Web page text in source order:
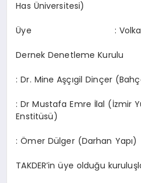
Has Üniversitesi)
Üye : Volkan
Dernek Denetleme Kurulu
: Dr. Mine Aşçıgil Dinçer
: Dr Mustafa Emre İlal (İzmir
Enstitüsü)
: Ömer Dülger (Darhan Yapı)
TAKDER’in üye olduğu